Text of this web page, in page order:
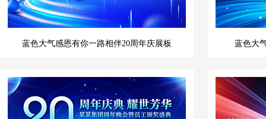
蓝色大气感恩有你一路相伴20周年庆展板 蓝色大